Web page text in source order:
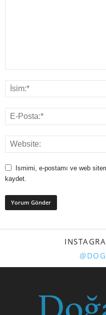
Ismimi, e-postamı ve web
kaydet.